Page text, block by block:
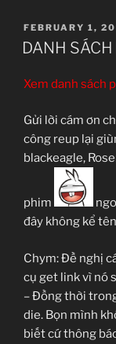
POSTED
ON
FEBRUARY 1,
DANH
Xem danh sách
Gửi lời cám ơn
công reup lại
blackeagle,
phim
đây không kể
Chym: Đề nghị
cụ get link vì nó
– Đồng thời
die. Bọn mình
biết cứ thông